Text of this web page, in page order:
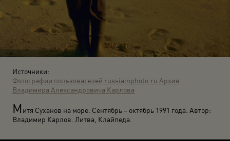
Источники:
Фотографии пользователей russiainphoto.ru Архив
Владимира Александровича Карлова
М итя Суханов на море. Сентябрь – октябрь 1991 года. Автор:
Владимир Карлов. Литва, Клайпеда.